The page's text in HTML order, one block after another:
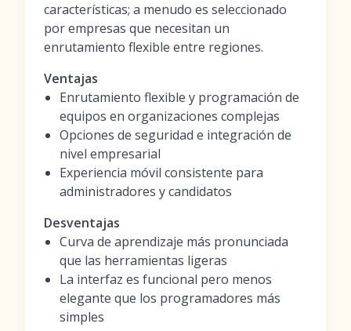
características; a menudo es seleccionado
por empresas que necesitan un
enrutamiento flexible entre regiones.
Ventajas
Enrutamiento flexible y programación de
equipos en organizaciones complejas
Opciones de seguridad e integración de
nivel empresarial
Experiencia móvil consistente para
administradores y candidatos
Desventajas
Curva de aprendizaje más pronunciada
que las herramientas ligeras
La interfaz es funcional pero menos
elegante que los programadores más
simples